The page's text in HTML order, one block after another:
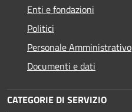
Enti e fondazioni
Politici
Personale Amministrativo
Documenti e dati
CATEGORIE DI SERVIZIO